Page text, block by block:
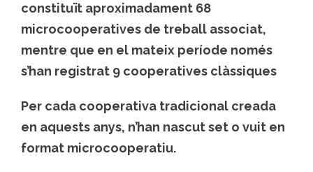
constituït aproximadament 68
microcooperatives de treball associat,
mentre que en el mateix període només
s’han registrat 9 cooperatives clàssiques
Per cada cooperativa tradicional creada
en aquests anys, n’han nascut set o vuit en
format microcooperatiu.